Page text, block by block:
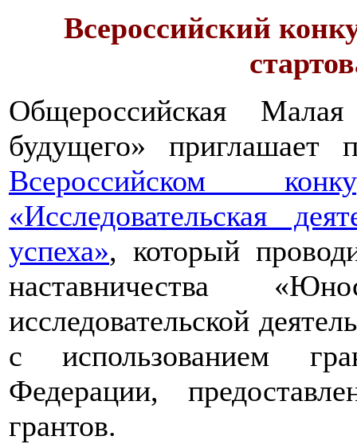
Всероссийский
Общероссийская
будущего» приглашает
Всероссийском
«Исследовательская
успеха», который
наставничества
исследовательской
с использованием
Федерации,
грантов.